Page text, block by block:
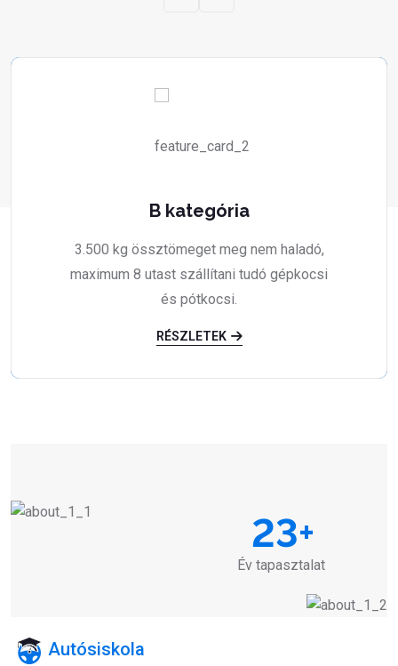
B kategória
3.500 kg össztömeget meg nem haladó,
maximum 8 utast szállítani tudó gépkocsi
és pótkocsi.
RÉSZLETEK
23+
Év tapasztalat
Autósiskola